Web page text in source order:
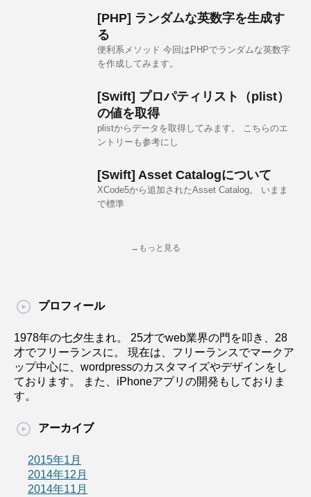
[PHP] ランダムな英数字を生成す
る
便利系メソッド 今回はPHPでランダムな英数字
を作成してみます。
[Swift] プロパティリスト（plist）
の値を取得
plistからデータを取得してみます。 こちらのエ
ントリーも参考にし
[Swift] Asset Catalogについて
XCode5から追加されたAsset Catalog。 いまま
で標準
→もっと見る
プロフィール
1978年の七夕生まれ。 25才でweb業界の門を叩き、28
才でフリーランスに。 現在は、フリーランスでマークア
ップ中心に、wordpressのカスタマイズやデザインをし
ております。 また、iPhoneアプリの開発もしておりま
す。
アーカイブ
2015年1月
2014年12月
2014年11月